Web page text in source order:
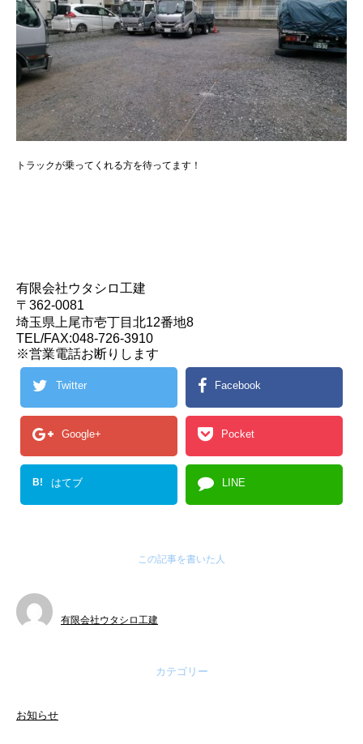
トラックが乗ってくれる方を待ってます！
有限会社ウタシロ工建
〒362-0081
埼玉県上尾市壱丁目北12番地8
TEL/FAX:048-726-3910
※営業電話お断りします
Twitter Facebook
Google+ Pocket
B! はてブ LINE
この記事を書いた人
有限会社ウタシロ工建
カテゴリー
お知らせ